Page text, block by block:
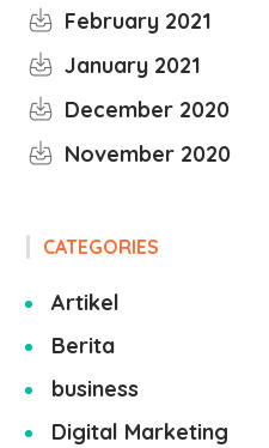
February 2021
January 2021
December 2020
November 2020
CATEGORIES
Artikel
Berita
business
Digital Marketing